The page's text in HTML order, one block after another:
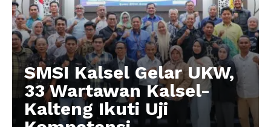
SMSI Kalsel Gelar UKW,
33 Wartawan Kalsel-
Kalteng Ikuti Uji